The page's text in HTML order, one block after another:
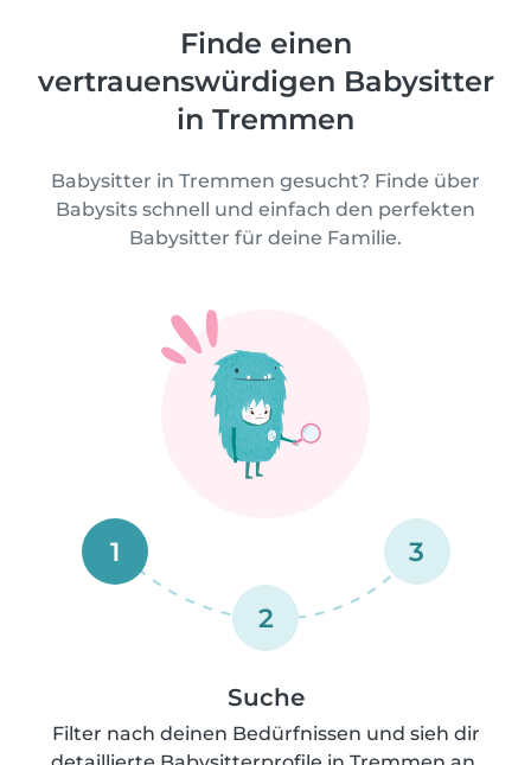
Finde einen
vertrauenswürdigen Babysitter
in Tremmen
Babysitter in Tremmen gesucht? Finde über
Babysits schnell und einfach den perfekten
Babysitter für deine Familie.
1
2
3
Suche
Filter nach deinen Bedürfnissen und sieh dir